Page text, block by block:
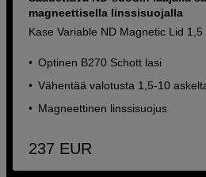
magneettisella linssisuojalla
Kase Variable ND Magnetic Lid
Optinen B270 Schott lasi
Vähentää valotusta 1,5-10
Magneettinen linssisuojus
237 EUR